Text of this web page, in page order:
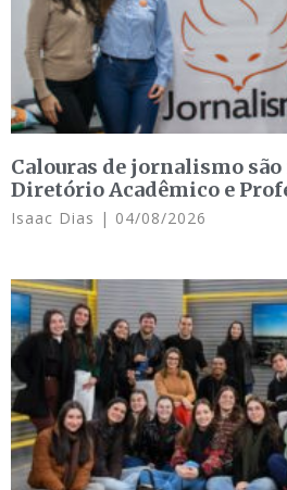
Calouras de jornalismo
Diretório Acadêmico e
Isaac Dias 04/08/2026